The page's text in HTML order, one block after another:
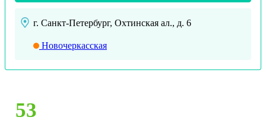
г. Санкт-Петербург, Охтинская ал., д. 6
Новочеркасская
53